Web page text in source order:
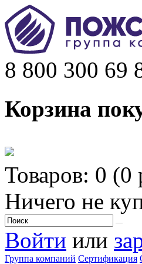
8 800 300 69
Корзина
Товаров: 0 (0
Ничего не
Войти или
Группа компаний Сертификация